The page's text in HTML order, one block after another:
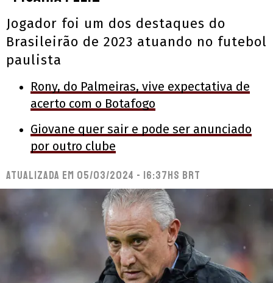
Jogador foi um dos destaques do
Brasileirão de 2023 atuando no futebol
paulista
Rony, do Palmeiras, vive expectativa de
acerto com o Botafogo
Giovane quer sair e pode ser anunciado
por outro clube
Atualizada em 05/03/2024 - 16:37hs BRT